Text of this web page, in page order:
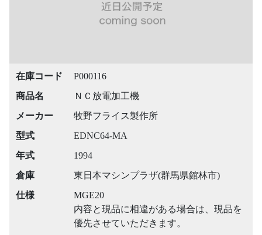
在庫コード
P000116
商品名
ＮＣ放電加工機
メーカー
牧野フライス製作所
型式
EDNC64-MA
年式
1994
倉庫
東日本マシンプラザ(群馬県館林市)
仕様
MGE20
内容と現品に相違がある場合は、現品を
優先させていただきます。